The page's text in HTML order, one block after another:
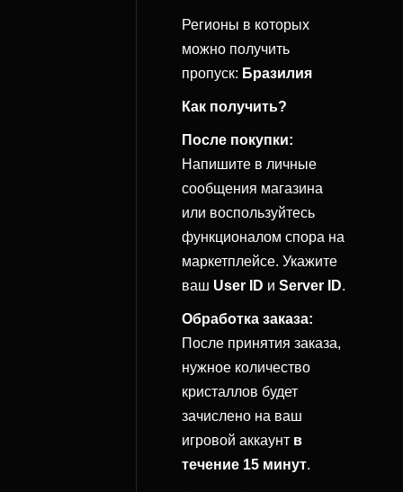
Регионы в которых
можно получить
пропуск: Бразилия
Как получить?
После покупки:
Напишите в личные
сообщения магазина
или воспользуйтесь
функционалом спора на
маркетплейсе. Укажите
ваш User ID иServer ID.
Обработка заказа:
После принятия заказа,
нужное количество
кристаллов будет
зачислено на ваш
игровой аккаунт в
течение 15 минут.